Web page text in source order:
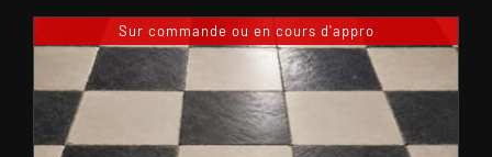
Sur commande ou en cours d'appro